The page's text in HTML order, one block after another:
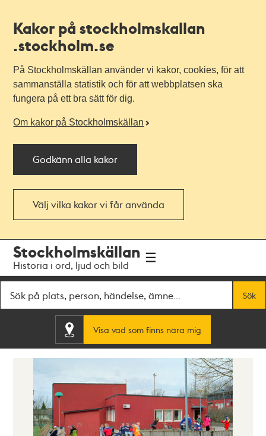
Kakor på stockholmskallan
.stockholm.se
På Stockholmskällan använder vi kakor, cookies, för att
sammanställa statistik och för att webbplatsen ska
fungera på ett bra sätt för dig.
Om kakor på Stockholmskällan
Godkänn alla kakor
Välj vilka kakor vi får använda
navigationen
huvudinnehållet
Stockholmskällan
Historia i ord, ljud och bild
Sök
Visa vad som finns nära mig